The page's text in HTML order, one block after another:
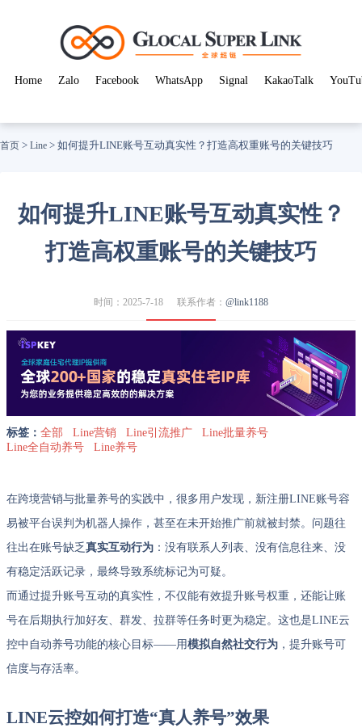
Home Zalo Facebook WhatsApp Signal KakaoTalk
首页 > Line > 如何提升LINE账号互动真实性？打造高权重账号的关键技巧
如何提升LINE账号互动真实性？
打造高权重账号的关键技巧
时间：2025-7-18 联系作者： @link1188
标签： 全部 Line营销 Line引流推广
Line批量养号
Line全自动养号
Line养号
在跨境营销与批量养号的实践中，很多用户发现，新注册LINE账号容
易被平台误判为机器人操作，甚至在未开始推广前就被封禁。问题往
往出在账号缺乏真实互动行为 ：没有联系人列表、没有信息往来、没
有稳定活跃记录，最终导致系统标记为可疑。
而通过提升账号互动的真实性，不仅能有效提升账号权重，还能让账
号在后期执行加好友、群发、拉群等任务时更为稳定。这也是LINE云
控中自动养号功能的核心目标——用模拟自然社交行为 ，提升账号可
信度与存活率。
LINE云控如何打造“真人养号”效果